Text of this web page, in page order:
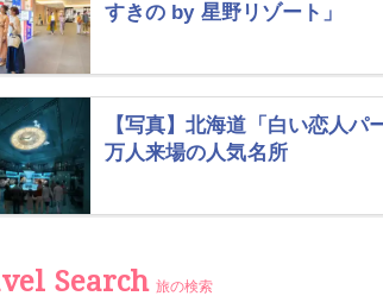
すきの by 星野リゾート」
【写真】北海道「白い恋人
万人来場の人気名所
Search 旅の検索